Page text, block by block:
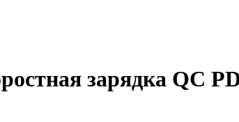
зарядка QC